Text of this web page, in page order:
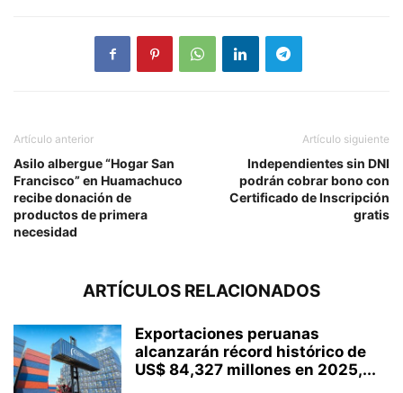
Artículo anterior
Asilo albergue “Hogar San
Francisco” en Huamachuco
recibe donación de
productos de primera
necesidad
Artículo siguiente
Independientes sin DNI
podrán cobrar bono con
Certificado de Inscripción
gratis
ARTÍCULOS RELACIONADOS
Exportaciones peruanas
alcanzarán récord histórico de
US$ 84,327 millones en 2025,...